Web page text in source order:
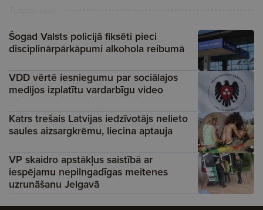
Šogad Valsts policijā fiksēti pieci
disciplinārpārkāpumi alkohola reibumā
VDD vērtē iesniegumu par sociālajos
medijos izplatītu vardarbīgu video
Katrs trešais Latvijas iedzīvotājs nelieto
saules aizsargkrēmu, liecina aptauja
VP skaidro apstākļus saistībā ar
iespējamu nepilngadīgas meitenes
uzrunāšanu Jelgavā